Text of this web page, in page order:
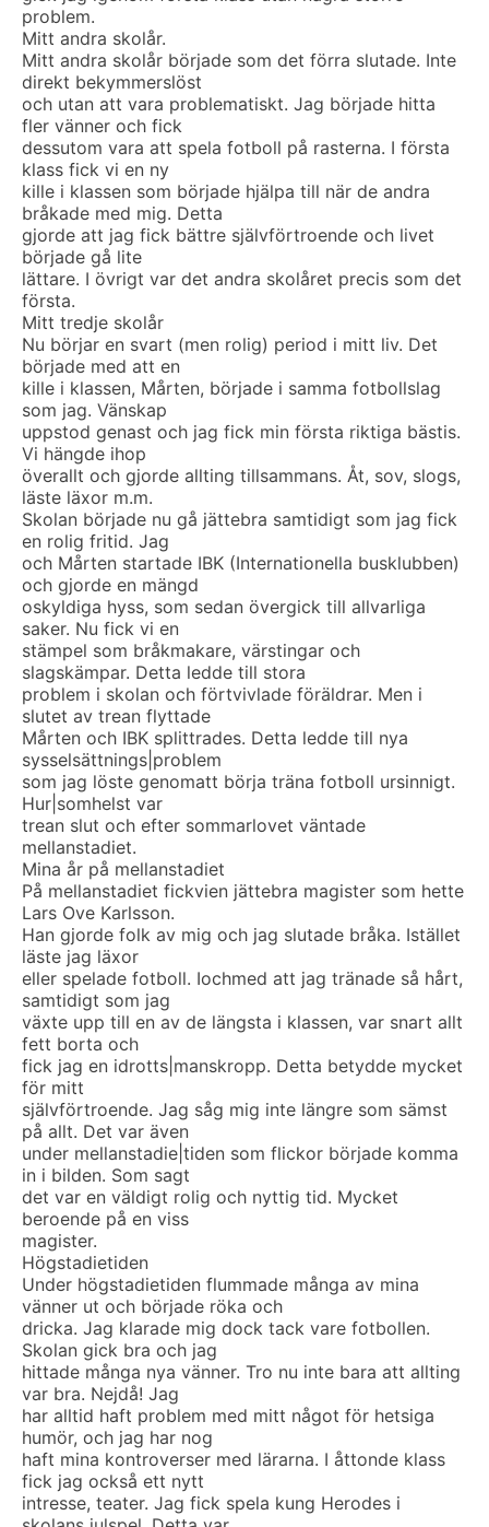
problem.
Mitt andra skolår.
Mitt andra skolår började som det förra slutade. Inte
direkt bekymmerslöst
och utan att vara problematiskt. Jag började hitta
fler vänner och fick
dessutom vara att spela fotboll på rasterna. I första
klass fick vi en ny
kille i klassen som började hjälpa till när de andra
bråkade med mig. Detta
gjorde att jag fick bättre självförtroende och livet
började gå lite
lättare. I övrigt var det andra skolåret precis som det
första.
Mitt tredje skolår
Nu börjar en svart (men rolig) period i mitt liv. Det
började med att en
kille i klassen, Mårten, började i samma fotbollslag
som jag. Vänskap
uppstod genast och jag fick min första riktiga bästis.
Vi hängde ihop
överallt och gjorde allting tillsammans. Åt, sov, slogs,
läste läxor m.m.
Skolan började nu gå jättebra samtidigt som jag fick
en rolig fritid. Jag
och Mårten startade IBK (Internationella busklubben)
och gjorde en mängd
oskyldiga hyss, som sedan övergick till allvarliga
saker. Nu fick vi en
stämpel som bråkmakare, värstingar och
slagskämpar. Detta ledde till stora
problem i skolan och förtvivlade föräldrar. Men i
slutet av trean flyttade
Mårten och IBK splittrades. Detta ledde till nya
sysselsättnings|problem
som jag löste genomatt börja träna fotboll ursinnigt.
Hur|somhelst var
trean slut och efter sommarlovet väntade
mellanstadiet.
Mina år på mellanstadiet
På mellanstadiet fickvien jättebra magister som hette
Lars Ove Karlsson.
Han gjorde folk av mig och jag slutade bråka. Istället
läste jag läxor
eller spelade fotboll. Iochmed att jag tränade så hårt,
samtidigt som jag
växte upp till en av de längsta i klassen, var snart allt
fett borta och
fick jag en idrotts|manskropp. Detta betydde mycket
för mitt
självförtroende. Jag såg mig inte längre som sämst
på allt. Det var även
under mellanstadie|tiden som flickor började komma
in i bilden. Som sagt
det var en väldigt rolig och nyttig tid. Mycket
beroende på en viss
magister.
Högstadietiden
Under högstadietiden flummade många av mina
vänner ut och började röka och
dricka. Jag klarade mig dock tack vare fotbollen.
Skolan gick bra och jag
hittade många nya vänner. Tro nu inte bara att allting
var bra. Nejdå! Jag
har alltid haft problem med mitt något för hetsiga
humör, och jag har nog
haft mina kontroverser med lärarna. I åttonde klass
fick jag också ett nytt
intresse, teater. Jag fick spela kung Herodes i